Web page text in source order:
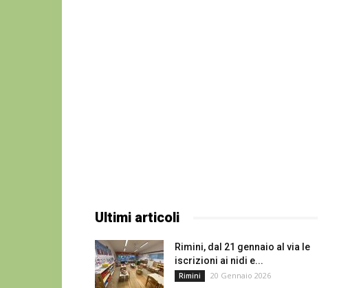
Ultimi articoli
Rimini, dal 21 gennaio al via le
iscrizioni ai nidi e...
Rimini 20 Gennaio 2026